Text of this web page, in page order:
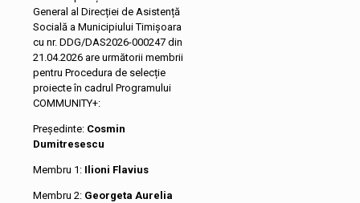
General al Direcției de Asistență
Socială a Municipiului Timișoara
cu nr. DDG/DAS2026-000247 din
21.04.2026 are următorii membrii
pentru Procedura de selecție
proiecte în cadrul Programului
COMMUNITY+:
Președinte: Cosmin
Dumitresescu
Membru 1: Ilioni Flavius
Membru 2: Georgeta Aurelia